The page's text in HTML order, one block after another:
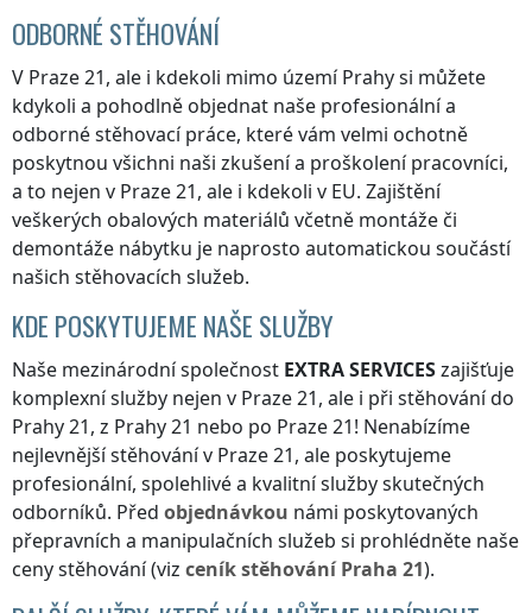
ODBORNÉ STĚHOVÁNÍ
V Praze 21, ale i kdekoli mimo území Prahysi můžete
kdykoli a pohodlně objednat naše profesionální a
odborné stěhovací práce, které vám velmi ochotně
poskytnou všichni naši zkušení a proškolení pracovníci,
a to nejen v Praze 21, ale i kdekoli v EU. Zajištění
veškerých obalových materiálů včetně montáže či
demontáže nábytku je naprosto automatickou součástí
našich stěhovacích služeb.
KDE POSKYTUJEME NAŠE SLUŽBY
Naše mezinárodní společnost EXTRA SERVICESzajišťuje
komplexní služby nejen v Praze 21, ale i při stěhovánído
Prahy 21, z Prahy 21 nebo po Praze 21! Nenabízíme
nejlevnější stěhovánív Praze 21, ale poskytujeme
profesionální, spolehlivé a kvalitní služby skutečných
odborníků. Před objednávkou námi poskytovaných
přepravních a manipulačních služeb si prohlédněte naše
ceny stěhování (viz ceníkstěhování Praha 21).